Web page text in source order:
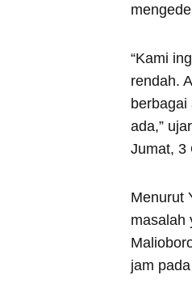
“Kami
rendah.
berbagai
ada,”
Jumat, 3
Menurut
masalah
jam